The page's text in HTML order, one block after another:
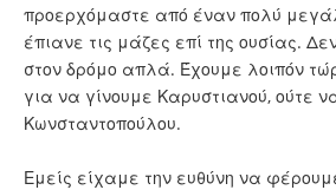
προερχόμαστε από έναν πολύ
έπιανε τις μάζες επί της ουσίας.
στον δρόμο απλά. Έχουμε λοιπόν
για να γίνουμε Καρυστιανού, ούτε
Κωνσταντοπούλου.
Εμείς είχαμε την ευθύνη να